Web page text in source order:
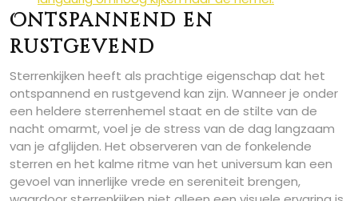
Ontspannend en
rustgevend
Sterrenkijken heeft als prachtige eigenschap dat het
ontspannend en rustgevend kan zijn. Wanneer je onder
een heldere sterrenhemel staat en de stilte van de
nacht omarmt, voel je de stress van de dag langzaam
van je afglijden. Het observeren van de fonkelende
sterren en het kalme ritme van het universum kan een
gevoel van innerlijke vrede en sereniteit brengen,